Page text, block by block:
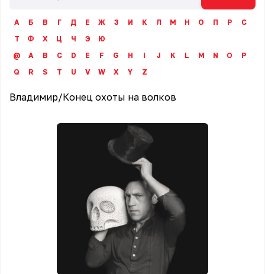
А Б В Г Д Е Ж З И К Л М Н О П Р
С
Т
Ф Х Ц Ч Э
Ю
@
A B C D E F G H I J K L M N O
P
Q
R S T U V W X Y Z
Владимир/Конец охоты на волков